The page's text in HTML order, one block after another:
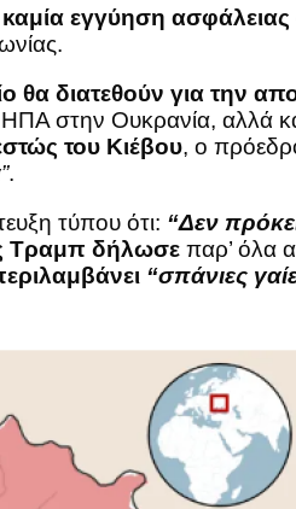
εγγύηση
θα διατεθούν για την
ΗΠΑ στην Ουκρανία, αλλά
του Κιέβου, ο
.
τύπου ότι: “Δεν
Τραμπ δήλωσε παρ’ όλα
“σπάνιες